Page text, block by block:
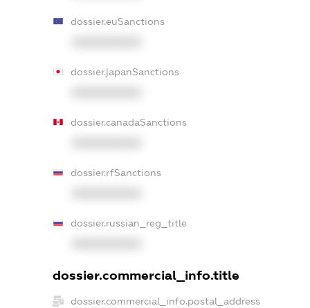
dossier.euSanctions
dossier.japanSanctions
dossier.canadaSanctions
dossier.rfSanctions
dossier.russian_reg_title
dossier.commercial_info.title
dossier.commercial_info.postal_address